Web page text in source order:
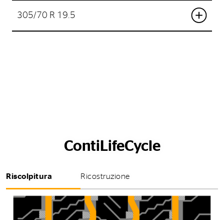
305/70 R 19.5
ContiLifeCycle
Riscolpitura Ricostruzione